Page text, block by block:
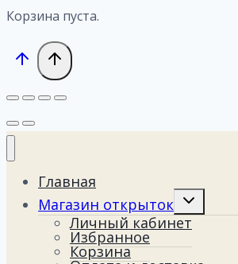
Корзина пуста.
Главная
Магазин открыток
Переключить
меню
Личный кабинет
Избранное
Корзина